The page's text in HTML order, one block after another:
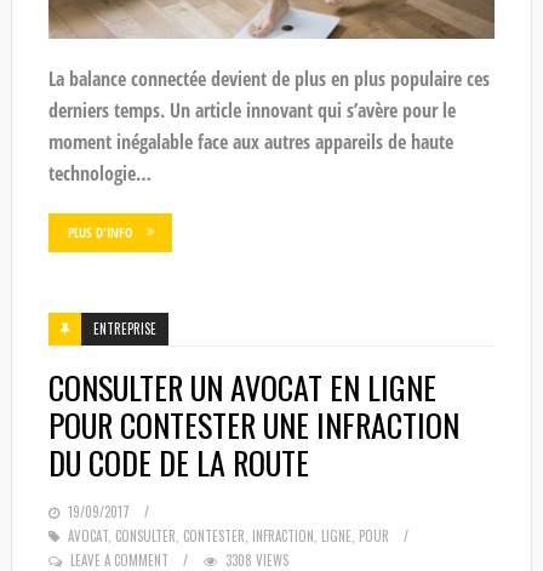
La balance connectée devient de plus en plus populaire ces
derniers temps. Un article innovant qui s’avère pour le
moment inégalable face aux autres appareils de haute
technologie…
PLUS D'INFO
ENTREPRISE
CONSULTER UN AVOCAT EN LIGNE
POUR CONTESTER UNE INFRACTION
DU CODE DE LA ROUTE
POSTED
ON
19/09/2017
AVOCAT, CONSULTER CONTESTER INFRACTION LIGNE POUR
LEAVE A COMMENT
3308 VIEWS